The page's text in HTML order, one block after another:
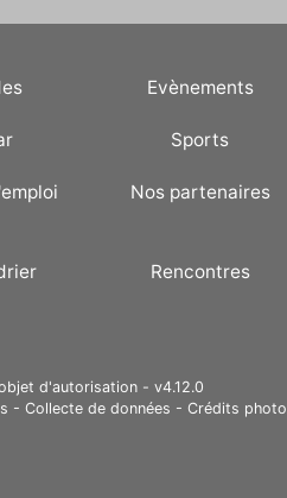
Evènements
Sports
Nos partenaires
Rencontres
d'autorisation - v4.12.0
- Collecte de données - Crédits photo